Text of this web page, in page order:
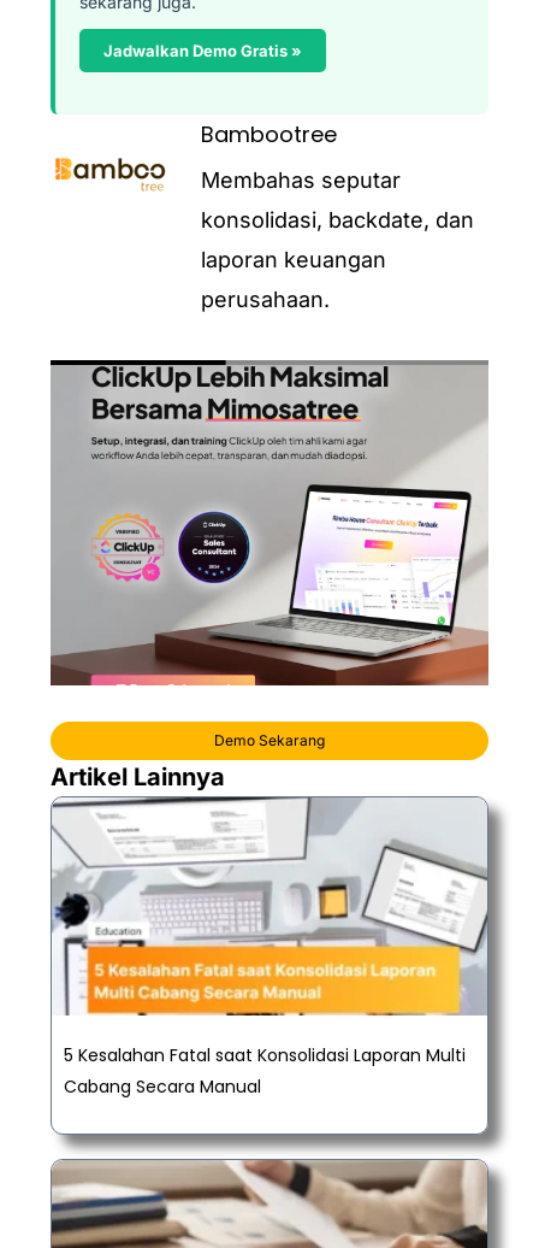
Jadwalkan Demo Gratis »
Bambootree
Membahas seputar
konsolidasi, backdate, dan
laporan keuangan
perusahaan.
Demo Sekarang
Artikel Lainnya
5 Kesalahan Fatal saat Konsolidasi Laporan Multi
Cabang Secara Manual